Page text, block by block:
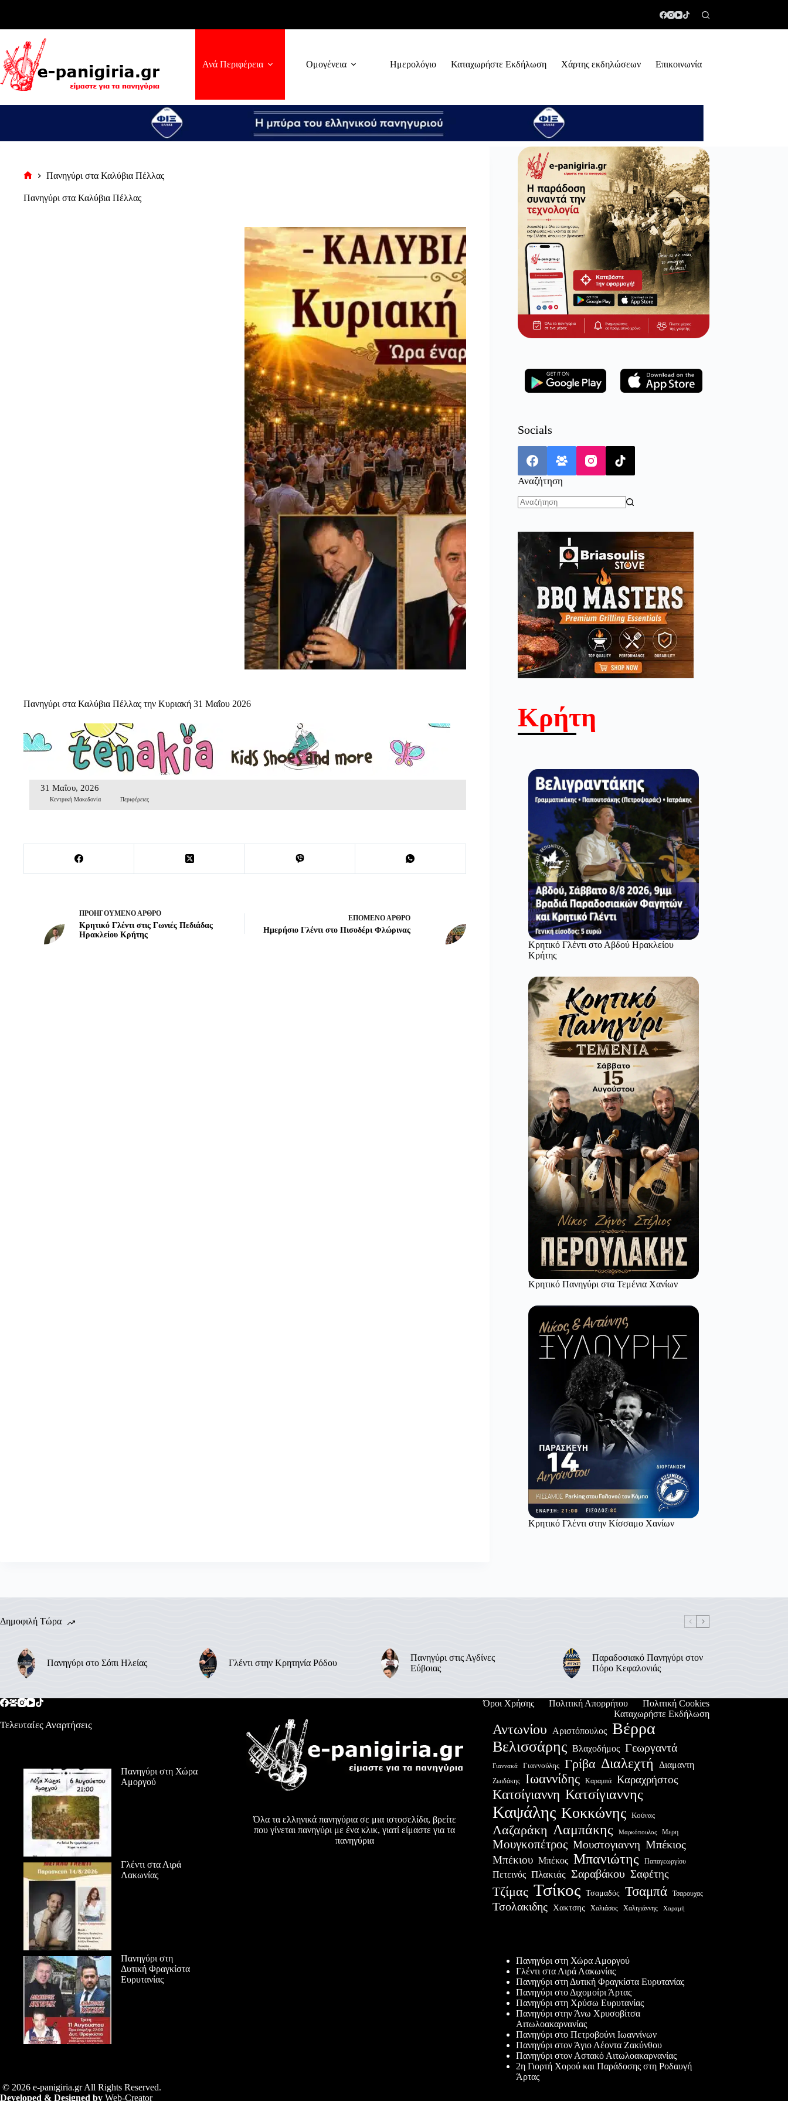
Ανά Περιφέρεια Ομογένεια Ημερολόγιο Καταχωρήστε Εκδήλωση Χάρτης εκδηλώσεων Επικοινωνία
σελίδα
Πανηγύρι στα Καλύβια Πέλλας
Πανηγύρι στα Καλύβια Πέλλας
Πανηγύρι στα Καλύβια Πέλλας την Κυριακή 31 Μαΐου 2026
31 Μαΐου, 2026
Κεντρική Μακεδονία Περιφέρειες
ΠΡΟΗΓΟΎΜΕΝΟΆΡΘΡΟ
Κρητικό Γλέντι στις Γωνιές Πεδιάδας
Ηρακλείου Κρήτης
ΕΠΌΜΕΝΟΆΡΘΡΟ
Ημερήσιο Γλέντι στο Πισοδέρι Φλώρινας
Socials
Αναζήτηση
Κρήτη
Κρητικό Γλέντι στο Αβδού Ηρακλείου
Κρήτης
Κρητικό Πανηγύρι στα Τεμένια Χανίων
Κρητικό Γλέντι στην Κίσσαμο Χανίων
Δημοφιλή Τώρα
Πανηγύρι στο Σόπι Ηλείας Γλέντι στην Κρητηνία Ρόδου
Πανηγύρι στις Αγδίνες
Εύβοιας
Παραδοσιακό Πανηγύρι στον
Πόρο Κεφαλονιάς
Όροι Χρήσης Πολιτική Απορρήτου
Πολιτική Cookies
Καταχωρήστε Εκδήλωση
Τελευταίες Αναρτήσεις
Πανηγύρι στη Χώρα
Αμοργού
Γλέντι στα Λιρά
Λακωνίας
Πανηγύρι στη
Δυτική Φραγκίστα
Ευρυτανίας
Όλα τα ελληνικά πανηγύρια σε μια ιστοσελίδα, βρείτε
που γίνεται πανηγύρι με ένα κλικ, γιατί είμαστε για τα
πανηγύρια
Αντωνίου Αριστόπουλος Βέρρα
Βελισσάρης Βλαχοδήμος Γεωργαντά
Γιαννακά Γιαννούλης Γρίβα Διαλεχτή Διαμαντη
Ζωιδάκης Ιωαννίδης Καραμπά Καραχρήστος
Κατσίγιαννη Κατσίγιαννης
Καψάλης Κοκκώνης Κούνας
Λαζαράκη Λαμπάκης Μαρκόπουλος Μερη
Μουγκοπέτρος Μουστογιαννη Μπέκιος
Μπέκιου Μπέκος Μπανιώτης Παπαγεωργίου
Πετεινός Πλακιάς Σαραβάκου Σαφέτης
Τζίμας Τσίκος Τσαμαδός Τσαμπά Τσαρουχας
Τσολακιδης Χακτσης Χαλιάσος Χαλιγιάννης Χαραμή
Πανηγύρι στη Χώρα Αμοργού
Γλέντι στα Λιρά Λακωνίας
Πανηγύρι στη Δυτική Φραγκίστα Ευρυτανίας
Πανηγύρι στο Διχομοίρι Άρτας
Πανηγύρι στη Χρύσω Ευρυτανίας
Πανηγύρι στην Άνω Χρυσοβίτσα
Αιτωλοακαρνανίας
Πανηγύρι στο Πετροβούνι Ιωαννίνων
Πανηγύρι στον Άγιο Λέοντα Ζακύνθου
Πανηγύρι στον Αστακό Αιτωλοακαρνανίας
2η Γιορτή Χορού και Παράδοσης στη Ροδαυγή
Άρτας
© 2026 e-panigiria.gr All Rights Reserved.
Developed & Designed by Web-Creator